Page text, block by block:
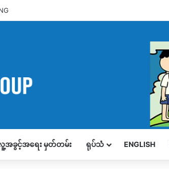
အခွင့်အရေး မှတ်တမ်း ရုပ်သံ ENGLISH